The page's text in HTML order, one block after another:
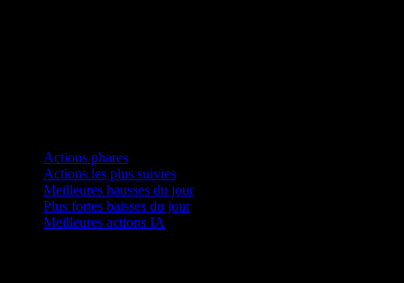
Actions phares
Actions les plus suivies
Meilleures hausses du jour
Plus fortes baisses du jour
Meilleures actions IA